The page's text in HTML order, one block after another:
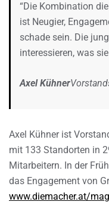
“Die Kombination
ist Neugier,
schade sein. Die
interessieren, was
Axel Kühner
Axel Kühner ist
mit 133 Standorten in
Mitarbeitern. In der
das Engagement von
www.diemacher.at/